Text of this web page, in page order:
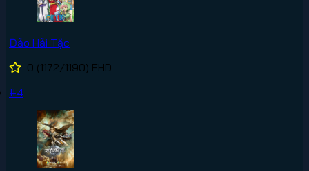
Đảo Hải Tặc
0 (1172/1190) FHD
#4